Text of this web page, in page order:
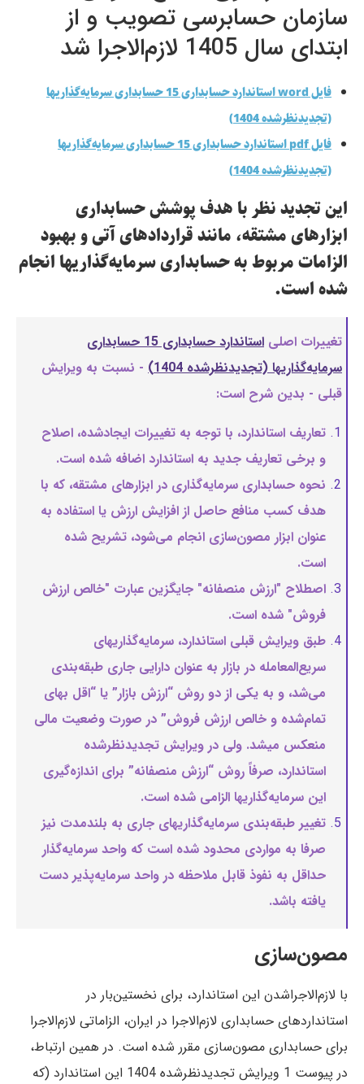
سازمان حسابرسی تصویب و از
ابتدای سال 1405 لازم‌الاجرا شد
فایل word استاندارد حسابداری 15 حسابداری سرمایه‌گذاریها
(تجدیدنظرشده 1404)
فایل pdf استاندارد حسابداری 15 حسابداری سرمایه‌گذاریها
(تجدیدنظرشده 1404)
این تجدید نظر با هدف پوشش حسابداری
ابزارهای مشتقه، مانند قراردادهای آتی و بهبود
الزامات مربوط به حسابداری سرمایه‌گذاریها انجام
شده است.
تغییرات اصلی
استاندارد حسابداری 15 حسابداری
سرمایه‌گذاریها (تجدیدنظرشده 1404)
- نسبت به ویرایش
قبلی - بدین شرح است:
تعاریف استاندارد، با توجه به تغییرات ایجادشده، اصلاح
و برخی تعاریف جدید به استاندارد اضافه شده است.
نحوه حسابداری سرمایه‌گذاری در ابزارهای مشتقه، که با
هدف کسب منافع حاصل از افزایش ارزش یا استفاده به
عنوان ابزار مصون‌سازی انجام می‌شود، تشریح شده
است.
اصطلاح "ارزش منصفانه" جایگزین عبارت "خالص ارزش
فروش" شده است.
طبق ویرایش قبلی استاندارد، سرمایه‌گذاریهای
سریع‌المعامله در بازار به عنوان دارایی جاری طبقه‌بندی
می‌شد، و به یکی از دو روش “ارزش بازار” یا “اقل بهای
تمام‌شده و خالص ارزش فروش” در صورت وضعیت مالی
منعکس میشد. ولی در ویرایش تجدیدنظرشده
استاندارد، صرفاً روش “ارزش منصفانه” برای اندازه‌گیری
این سرمایه‌گذاریها الزامی شده است.
تغییر طبقه‌بندی سرمایه‌گذاریهای جاری به بلندمدت نیز
صرفا به مواردی محدود شده است که واحد سرمایه‌گذار
حداقل به نفوذ قابل ملاحظه در واحد سرمایه‌پذیر دست
یافته باشد.
مصون‌سازی
با لازم‌الاجراشدن این استاندارد، برای نخستین‌بار در
استانداردهای حسابداری لازم‌الاجرا در ایران، الزاماتی لازم‌الاجرا
برای حسابداری مصون‌سازی مقرر شده است. در همین ارتباط،
در پیوست 1 ویرایش تجدیدنظرشده 1404 این استاندارد (که